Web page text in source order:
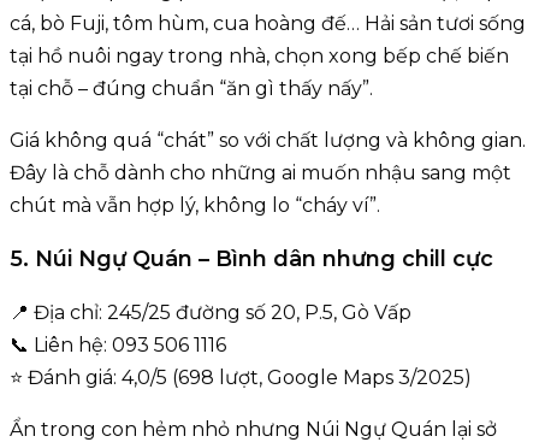
cá, bò Fuji, tôm hùm, cua hoàng đế… Hải sản tươi sống
tại hồ nuôi ngay trong nhà, chọn xong bếp chế biến
tại chỗ – đúng chuẩn “ăn gì thấy nấy”.
Giá không quá “chát” so với chất lượng và không gian.
Đây là chỗ dành cho những ai muốn nhậu sang một
chút mà vẫn hợp lý, không lo “cháy ví”.
5. Núi Ngự Quán – Bình dân nhưng chill cực
📍 Địa chỉ: 245/25 đường số 20, P.5, Gò Vấp
📞 Liên hệ: 093 506 1116
⭐ Đánh giá: 4,0/5 (698 lượt, Google Maps 3/2025)
Ẩn trong con hẻm nhỏ nhưng Núi Ngự Quán lại sở